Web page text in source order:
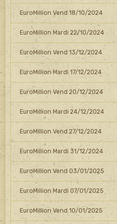
EuroMillion Vend 18/10/2024
EuroMillion Mardi 22/10/2024
EuroMillion Vend 13/12/2024
EuroMillion Mardi 17/12/2024
EuroMillion Vend 20/12/2024
EuroMillion Mardi 24/12/2024
EuroMillion Vend 27/12/2024
EuroMillion Mardi 31/12/2024
EuroMillion Vend 03/01/2025
EuroMillion Mardi 07/01/2025
EuroMillion Vend 10/01/2025